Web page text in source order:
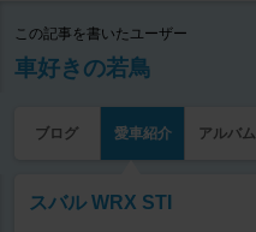
この記事を書いたユーザー
車好きの若鳥
ブログ 愛車紹介 アルバム
スバル WRX STI